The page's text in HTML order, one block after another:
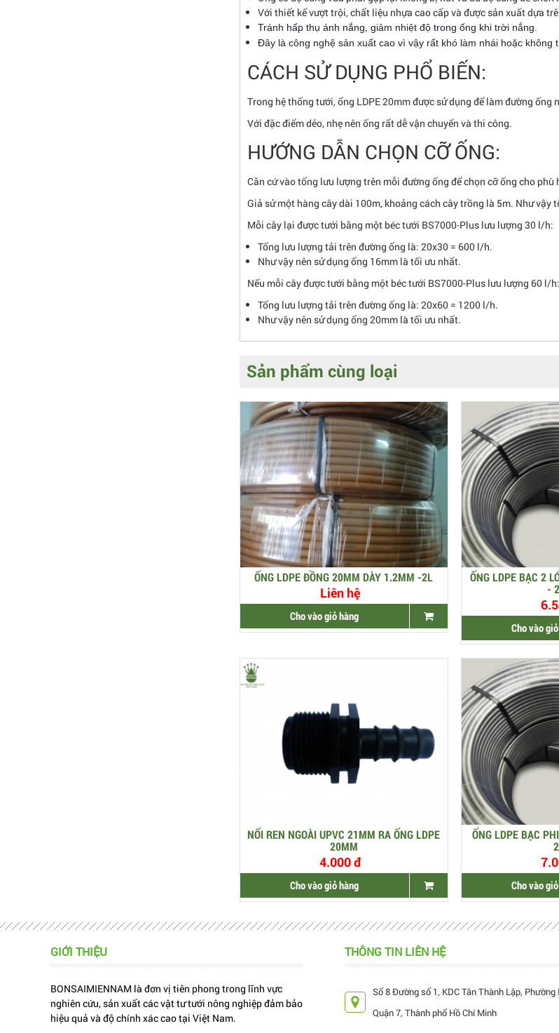
Với thiết kế vượt trội, chất liệu nhựa cao cấp và được sản xuất dựa
Tránh hấp thụ ánh nắng, giảm nhiệt độ trong ống khi trời nắng.
Đây là công nghệ sản xuất cao vì vậy rất khó làm nhái hoặc không
CÁCH SỬ DỤNG PHỔ BIẾN:
Trong hệ thống tưới, ống LDPE 20mm được sử dụng để làm đường
Với đặc điểm dẻo, nhẹ nên ống rất dễ vận chuyển và thi công.
HƯỚNG DẪN CHỌN CỠ ỐNG:
Căn cứ vào tổng lưu lượng trên mỗi đường ống để chọn cỡ ống cho phù
Giả sử một hàng cây dài 100m, khoảng cách cây trồng là 5m. Như vậy
Mỗi cây lại được tưới bằng một béc tưới BS7000-Plus lưu lượng 30 l/h:
Tổng lưu lượng tải trên đường ống là: 20x30 = 600 l/h.
Như vậy nên sử dụng ống 16mm là tối ưu nhất.
Nếu mỗi cây được tưới bằng một béc tưới BS7000-Plus lưu lượng 60 l/h:
Tổng lưu lượng tải trên đường ống là: 20x60 = 1200 l/h.
Như vậy nên sử dụng ống 20mm là tối ưu nhất.
Sản phẩm cùng loại
ỐNG LDPE ĐỒNG 20MM DÀY 1.2MM -2L
Liên hệ
Cho vào giỏ hàng
ỐNG LDPE BẠC 2
-
Cho vào
NỐI REN NGOÀI UPVC 21MM RA ỐNG LDPE
20MM
4.000 đ
Cho vào giỏ hàng
ỐNG LDPE BẠC
Cho vào
GIỚI THIỆU
BONSAIMIENNAM là đơn vị tiên phong trong lĩnh vực
nghiên cứu, sản xuất các vật tư tưới nông nghiệp đảm bảo
hiệu quả và độ chính xác cao tại Việt Nam.
THÔNG TIN LIÊN HỆ
Số 8 Đường số 1, KDC Tân Thành Lập, Phường
Quận 7, Thành phố Hồ Chí Minh